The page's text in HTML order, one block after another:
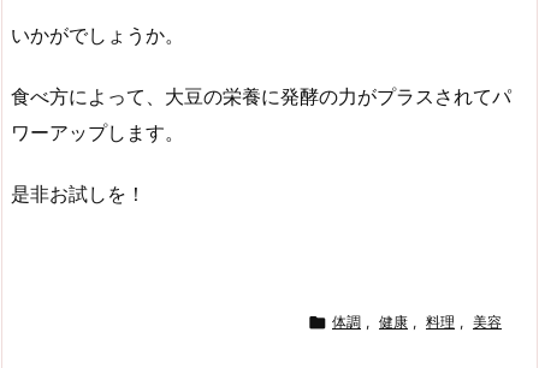
いかがでしょうか。
食べ方によって、大豆の栄養に発酵の力がプラスされてパ
ワーアップします。
是非お試しを！
 体調 , 健康 , 料理 , 美容